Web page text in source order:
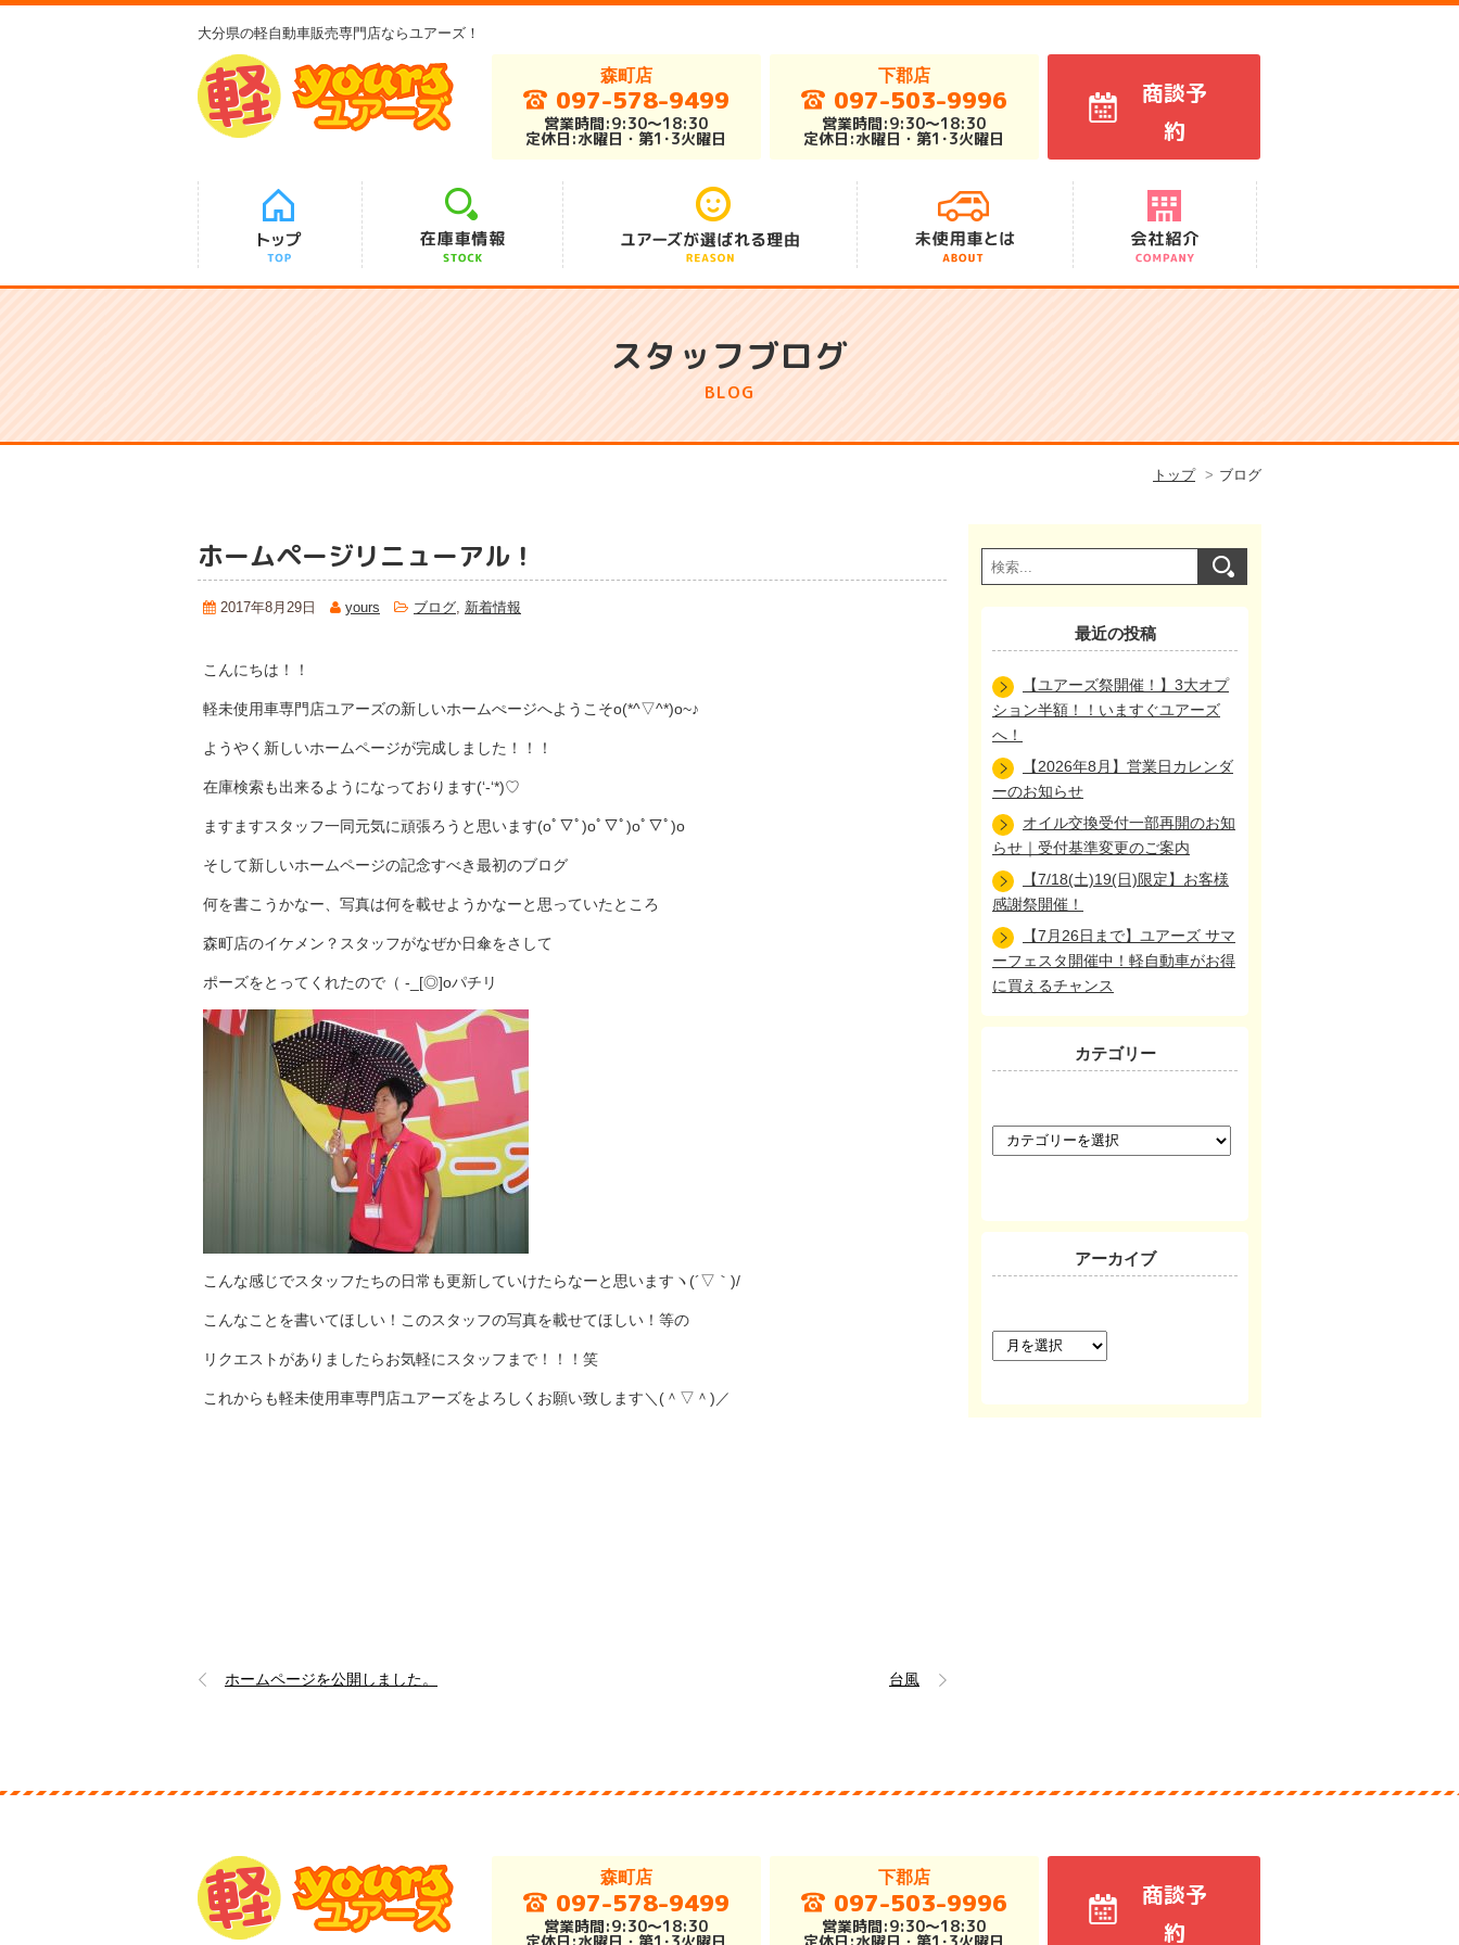
大分県の軽自動車販売専門店ならユアーズ！
森町店
097-578-9499
営業時間:9:30～18:30
定休日:水曜日・第1･3火曜日
下郡店
097-503-9996
営業時間:9:30～18:30
定休日:水曜日・第1･3火曜日
商談予
約
安さの秘密
総在庫車300台
アフターサポート 会社概要
沿革
代表あいさつ
アクセス
スタッフ紹介
スタッフブログ
BLOG
トップ ブログ
ホームページリニューアル！
2017年8月29日 yours ブログ, 新着情報
こんにちは！！
軽未使用車専門店ユアーズの新しいホームぺージへようこそo(*^▽^*)o~♪
ようやく新しいホームページが完成しました！！！
在庫検索も出来るようになっております(‘-‘*)♡
ますますスタッフ一同元気に頑張ろうと思います(oﾟ▽ﾟ)oﾟ▽ﾟ)oﾟ▽ﾟ)o
そして新しいホームページの記念すべき最初のブログ
何を書こうかなー、写真は何を載せようかなーと思っていたところ
森町店のイケメン？スタッフがなぜか日傘をさして
ポーズをとってくれたので（ -_[◎]oパチリ
こんな感じでスタッフたちの日常も更新していけたらなーと思いますヽ(´▽｀)/
こんなことを書いてほしい！このスタッフの写真を載せてほしい！等の
リクエストがありましたらお気軽にスタッフまで！！！笑
これからも軽未使用車専門店ユアーズをよろしくお願い致します＼(＾▽＾)／
台風
ホームページを公開しました。
最近の投稿
【ユアーズ祭開催！】3大オプ
ション半額！！いますぐユアーズ
へ！
【2026年8月】営業日カレンダ
ーのお知らせ
オイル交換受付一部再開のお知
らせ｜受付基準変更のご案内
【7/18(土)19(日)限定】お客様
感謝祭開催！
【7月26日まで】ユアーズ サマ
ーフェスタ開催中！軽自動車がお得
に買えるチャンス
カテゴリー
テ
ゴ
アーカイブ
ー
カ
ブ
森町店
097-578-9499
営業時間:9:30～18:30
下郡店
097-503-9996
営業時間:9:30～18:30
商談予
約